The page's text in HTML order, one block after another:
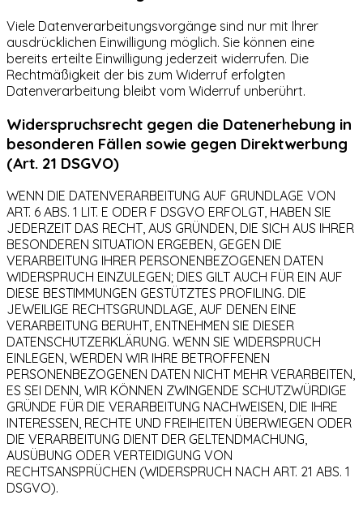
Viele Datenverarbeitungsvorgänge sind nur mit Ihrer
ausdrücklichen Einwilligung möglich. Sie können eine
bereits erteilte Einwilligung jederzeit widerrufen. Die
Rechtmäßigkeit der bis zum Widerruf erfolgten
Datenverarbeitung bleibt vom Widerruf unberührt.
Widerspruchsrecht gegen die Datenerhebung in
besonderen Fällen sowie gegen Direktwerbung
(Art. 21 DSGVO)
WENN DIE DATENVERARBEITUNG AUF GRUNDLAGE VON
ART. 6 ABS. 1 LIT. E ODER F DSGVO ERFOLGT, HABEN SIE
JEDERZEIT DAS RECHT, AUS GRÜNDEN, DIE SICH AUS IHRER
BESONDEREN SITUATION ERGEBEN, GEGEN DIE
VERARBEITUNG IHRER PERSONENBEZOGENEN DATEN
WIDERSPRUCH EINZULEGEN; DIES GILT AUCH FÜR EIN AUF
DIESE BESTIMMUNGEN GESTÜTZTES PROFILING. DIE
JEWEILIGE RECHTSGRUNDLAGE, AUF DENEN EINE
VERARBEITUNG BERUHT, ENTNEHMEN SIE DIESER
DATENSCHUTZERKLÄRUNG. WENN SIE WIDERSPRUCH
EINLEGEN, WERDEN WIR IHRE BETROFFENEN
PERSONENBEZOGENEN DATEN NICHT MEHR VERARBEITEN,
ES SEI DENN, WIR KÖNNEN ZWINGENDE SCHUTZWÜRDIGE
GRÜNDE FÜR DIE VERARBEITUNG NACHWEISEN, DIE IHRE
INTERESSEN, RECHTE UND FREIHEITEN ÜBERWIEGEN ODER
DIE VERARBEITUNG DIENT DER GELTENDMACHUNG,
AUSÜBUNG ODER VERTEIDIGUNG VON
RECHTSANSPRÜCHEN (WIDERSPRUCH NACH ART. 21 ABS. 1
DSGVO).